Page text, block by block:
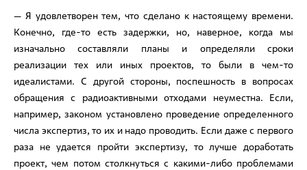
— Я удовлетворен тем, что сделано к настоящему времени.
Конечно, где-то есть задержки, но, наверное, когда мы
изначально составляли планы и определяли сроки
реализации тех или иных проектов, то были в чем-то
идеалистами. С другой стороны, поспешность в вопросах
обращения с радиоактивными отходами неуместна. Если,
например, законом установлено проведение определенного
числа экспертиз, то их и надо проводить. Если даже с первого
раза не удается пройти экспертизу, то лучше доработать
проект, чем потом столкнуться с какими-либо проблемами